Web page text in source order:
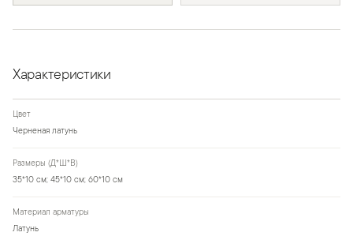
Характеристики
Цвет
Черненая латунь
Размеры (Д*Ш*В)
35*10 см; 45*10 см; 60*10 см
Материал арматуры
Латунь